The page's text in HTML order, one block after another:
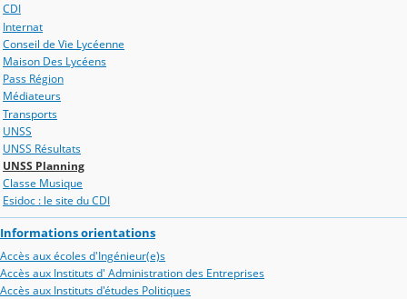
CDI
Internat
Conseil de Vie Lycéenne
Maison Des Lycéens
Pass Région
Médiateurs
Transports
UNSS
UNSS Résultats
UNSS Planning
Classe Musique
Esidoc : le site du CDI
Informations orientations
Accès aux écoles d'Ingénieur(e)s
Accès aux Instituts d' Administration des Entreprises
Accès aux Instituts d'études Politiques